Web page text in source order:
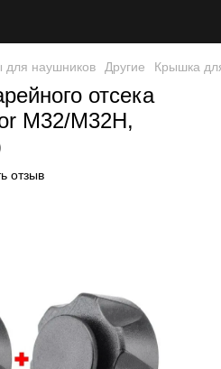
для наушников Другие Крышка
отсека
M32/M32H,
отзыв